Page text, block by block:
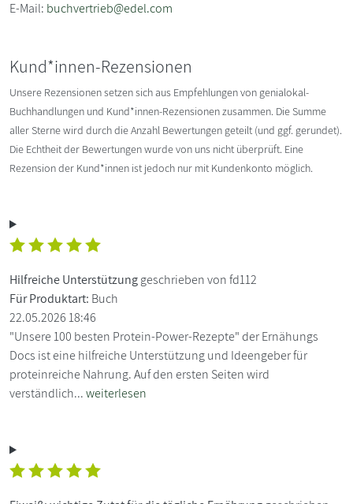
E-Mail: buchvertrieb@edel.com
Kund*innen-Rezensionen
Unsere Rezensionen setzen sich aus Empfehlungen von genialokal-
Buchhandlungen und Kund*innen-Rezensionen zusammen. Die Summe
aller Sterne wird durch die Anzahl Bewertungen geteilt (und ggf. gerundet).
Die Echtheit der Bewertungen wurde von uns nicht überprüft. Eine
Rezension der Kund*innen ist jedoch nur mit Kundenkonto möglich.
Hilfreiche Unterstützunggeschrieben von fd112
Für Produktart: Buch
22.05.2026 18:46
"Unsere 100 besten Protein-Power-Rezepte" der Ernähungs
Docs ist eine hilfreiche Unterstützung und Ideengeber für
proteinreiche Nahrung. Auf den ersten Seiten wird
verständlich...weiterlesen